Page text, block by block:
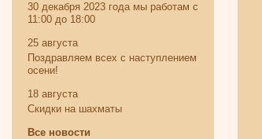
30 декабря 2023 года мы работам с
11:00 до 18:00
25 августа
Поздравляем всех с наступлением
осени!
18 августа
Скидки на шахматы
Все новости